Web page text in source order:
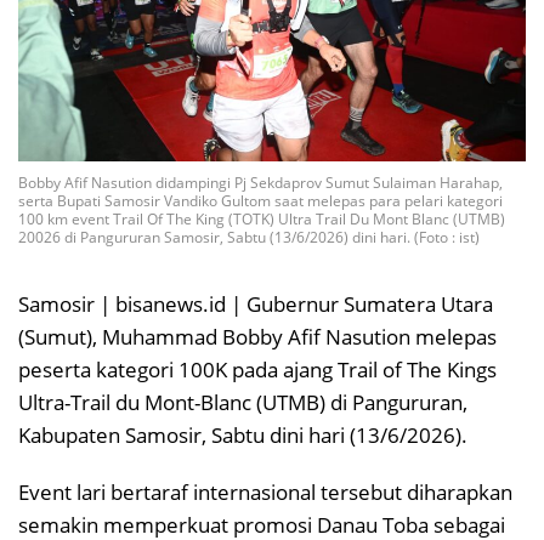
Bobby Afif Nasution didampingi Pj Sekdaprov Sumut Sulaiman Harahap,
serta Bupati Samosir Vandiko Gultom saat melepas para pelari kategori
100 km event Trail Of The King (TOTK) Ultra Trail Du Mont Blanc (UTMB)
20026 di Pangururan Samosir, Sabtu (13/6/2026) dini hari. (Foto : ist)
Samosir | bisanews.id | Gubernur Sumatera Utara
(Sumut), Muhammad Bobby Afif Nasution melepas
peserta kategori 100K pada ajang Trail of The Kings
Ultra-Trail du Mont-Blanc (UTMB) di Pangururan,
Kabupaten Samosir, Sabtu dini hari (13/6/2026).
Event lari bertaraf internasional tersebut diharapkan
semakin memperkuat promosi Danau Toba sebagai